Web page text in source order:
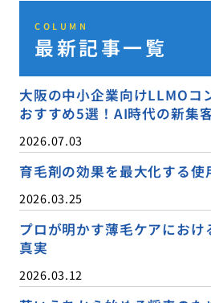
COLUMN
最新記事一覧
大阪の中小企業向けLLMOコ
おすすめ5選！AI時代の新集
2026.07.03
育毛剤の効果を最大化する使
2026.03.25
プロが明かす薄毛ケアにお
真実
2026.03.12